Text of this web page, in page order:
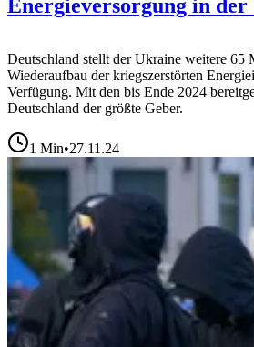
Energieversorgung in
Deutschland stellt der Ukraine weitere 65
Wiederaufbau der kriegszerstörten
Verfügung. Mit den bis Ende 2024
Deutschland der größte Geber.
1 Min•27.11.24